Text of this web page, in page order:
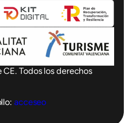
Todos los derechos
acceseo